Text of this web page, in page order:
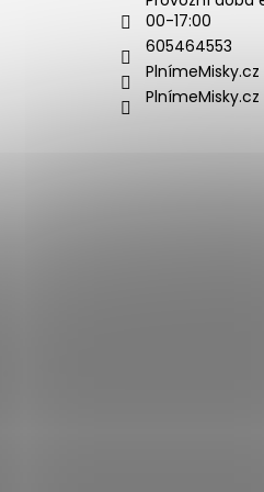
00-17:00
605464553
PlnímeMisky.cz
PlnímeMisky.cz